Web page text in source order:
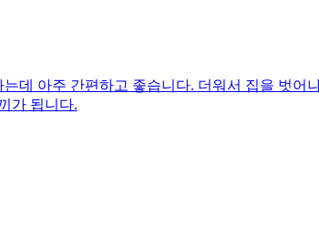
데 아주 간편하고 좋습니다. 더워서 집을 벗
가 됩니다.